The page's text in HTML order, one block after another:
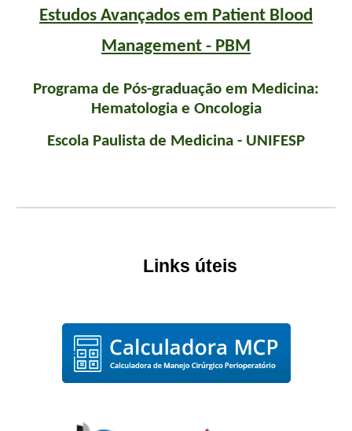
Estudos Avançados em Patient Blood
Management - PBM
Programa de Pós-graduação em Medicina:
Hematologia e Oncologia
Escola Paulista de Medicina - UNIFESP
Links úteis